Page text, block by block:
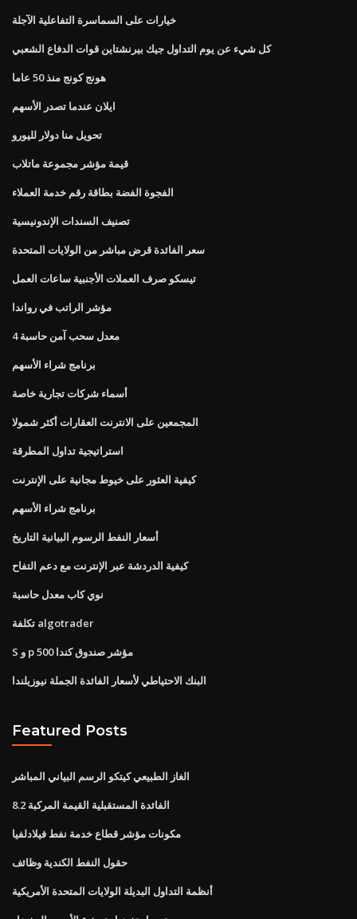
خيارات على السماسرة التفاعلية الآجلة
كل شيء عن يوم التداول جيك بيرنشتاين قوات الدفاع الشعبي
هونج كونج منذ 50 عاما
ايلان عندما تصدر الأسهم
تحويل منا دولار لليورو
قيمة مؤشر مجموعة ماتلاب
الفجوة الفضة بطاقة رقم خدمة العملاء
تصنيف السندات الإندونيسية
سعر الفائدة قرض مباشر من الولايات المتحدة
تيسكو صرف العملات الأجنبية ساعات العمل
مؤشر الراتب في رواندا
4 معدل سحب آمن حاسبة
برنامج شراء الأسهم
أسماء شركات تجارية خاصة
المجمعين على الانترنت العقارات أكثر شمولا
استراتيجية تداول المطرقة
كيفية العثور على خيوط مجانية على الإنترنت
برنامج شراء الأسهم
أسعار النفط الرسوم البيانية التاريخ
كيفية الدردشة عبر الإنترنت مع دعم التفاح
نوي كاب معدل حاسبة
تكلفة algotrader
S و p 500 مؤشر صندوق كندا
البنك الاحتياطي لأسعار الفائدة الجملة نيوزيلندا
Featured Posts
الغاز الطبيعي كيتكو الرسم البياني المباشر
8.2 الفائدة المستقبلية القيمة المركبة
مكونات مؤشر قطاع خدمة نفط فيلادلفيا
حقول النفط الكندية وظائف
أنظمة التداول البديلة الولايات المتحدة الأمريكية